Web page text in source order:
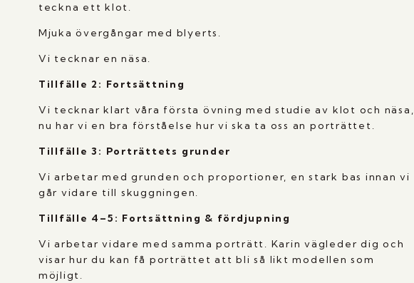
teckna ett klot.
Mjuka övergångar med blyerts.
Vi tecknar en näsa.
Tillfälle 2: Fortsättning
Vi tecknar klart våra första övning med studie av klot och näsa,
nu har vi en bra förståelse hur vi ska ta oss an porträttet.
Tillfälle 3: Porträttets grunder
Vi arbetar med grunden och proportioner, en stark bas innan vi
går vidare till skuggningen.
Tillfälle 4–5: Fortsättning & fördjupning
Vi arbetar vidare med samma porträtt. Karin vägleder dig och
visar hur du kan få porträttet att bli så likt modellen som
möjligt.